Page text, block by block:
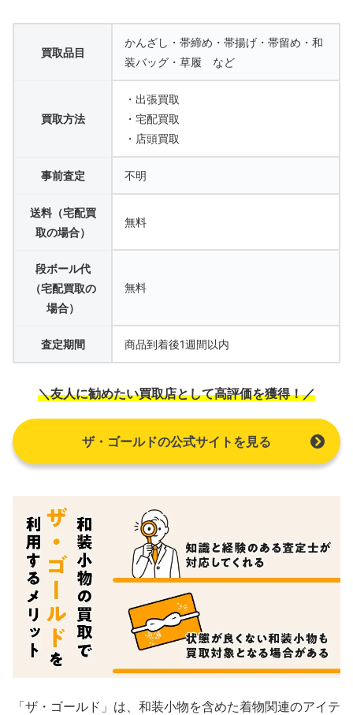
買取品目
かんざし・帯締め・帯揚げ・帯留め・和
装バッグ・草履 など
買取方法
・出張買取
・宅配買取
・店頭買取
事前査定 不明
送料（宅配買
取の場合）
無料
段ボール代
（宅配買取の
場合）
無料
査定期間 商品到着後1週間以内
＼友人に勧めたい買取店として高評価を獲得！／
ザ・ゴールドの公式サイトを見る
「ザ・ゴールド」は、和装小物を含めた着物関連のアイテ